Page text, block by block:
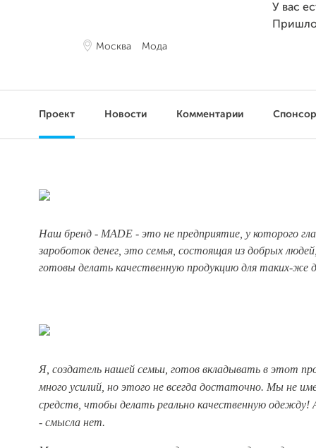
Москва Мода
У вас
Проект Новости Комментарии
Наш бренд - MADE - это не предприятие, у которого
зароботок денег, это семья, состоящая из добрых
готовы делать качественную продукцию для таких-же
Я, создатель нашей семьи, готов вкладывать в этот
много усилий, но этого не всегда достаточно. Мы не
средств, чтобы делать реально качественную одежду!
- смысла нет.